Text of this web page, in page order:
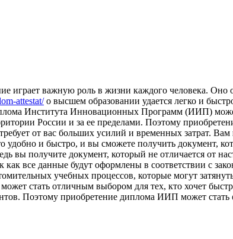
играет важную роль в жизни каждого человека. Оно
attestat/о высшем образовании удается легко и
Института Инновационных Программ (ИИП)
России и за ее пределами. Поэтому
от вас больших усилий и временных затрат.
и быстро, и вы сможете получить документ,
вы получите документ, который не отличается от
все данные будут оформлены в соответствии с
учебных процессов, которые могут
стать отличным выбором для тех, кто хочет
Поэтому приобретение диплома ИИП может